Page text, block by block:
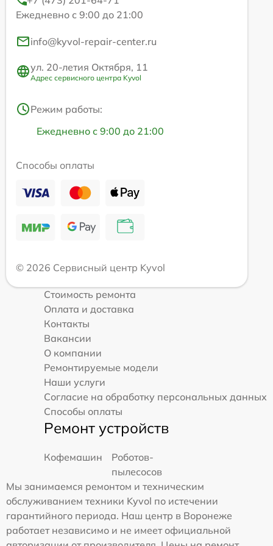
Ежедневно с 9:00 до 21:00
info@kyvol-repair-center.ru
ул. 20-летия Октября, 11
Адрес сервисного центра Kyvol
Режим работы:
Ежедневно с 9:00 до 21:00
Способы оплаты
© 2026 Сервисный центр Kyvol
Стоимость ремонта
Оплата и доставка
Контакты
Вакансии
О компании
Ремонтируемые модели
Наши услуги
Согласие на обработку персональных данных
Способы оплаты
Ремонт устройств
Кофемашин
Роботов-
пылесосов
Мы занимаемся ремонтом и техническим
обслуживанием техники Kyvol по истечении
гарантийного периода. Наш центр в Воронеже
работает независимо и не имеет официальной